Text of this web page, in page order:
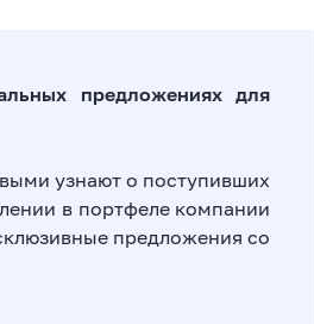
предложениях для
узнают о поступивших
в портфеле компании
предложения со